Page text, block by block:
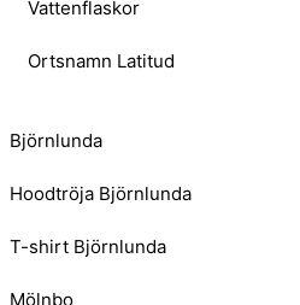
Vattenflaskor
Ortsnamn Latitud
Björnlunda
Hoodtröja Björnlunda
T-shirt Björnlunda
Mölnbo